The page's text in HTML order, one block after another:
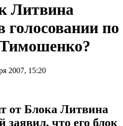
Литвина
голосовании по
2007, 15:20
от Блока Литвина
заявил, что его блок